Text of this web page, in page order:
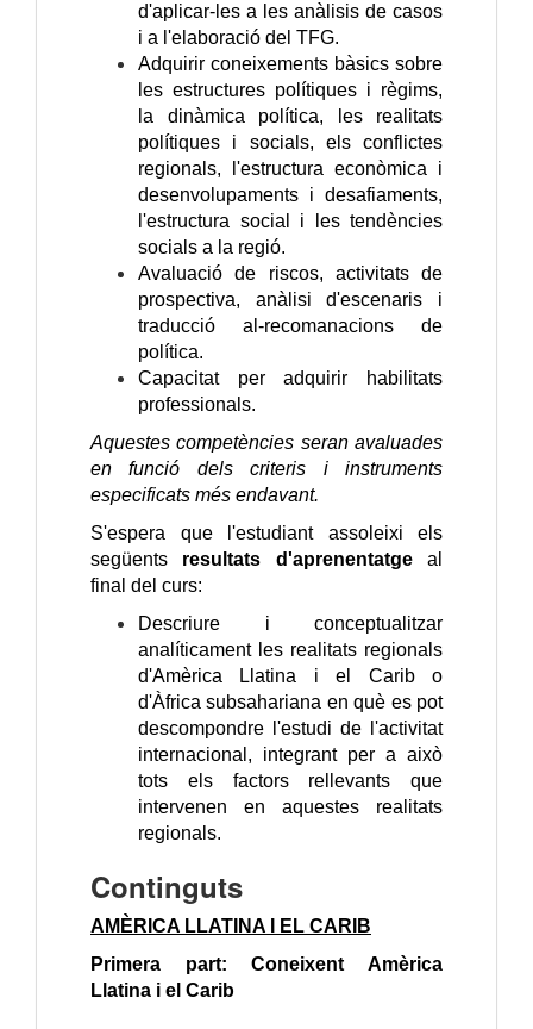
d'aplicar-les a les anàlisis de casos
i a l'elaboració del TFG.
Adquirir coneixements bàsics sobre
les estructures polítiques i règims,
la dinàmica política, les realitats
polítiques i socials, els conflictes
regionals, l'estructura econòmica i
desenvolupaments i desafiaments,
l'estructura social i les tendències
socials a la regió.
Avaluació de riscos, activitats de
prospectiva, anàlisi d'escenaris i
traducció al-recomanacions de
política.
Capacitat per adquirir habilitats
professionals.
Aquestes competències seran avaluades
en funció dels criteris i instruments
especificats més endavant.
S'espera que l'estudiant assoleixi els
següents resultats d'aprenentatgeal
final del curs:
Descriure i conceptualitzar
analíticament les realitats regionals
d'Amèrica Llatina i el Carib o
d'Àfrica subsahariana en què es pot
descompondre l'estudi de l'activitat
internacional, integrant per a això
tots els factors rellevants que
intervenen en aquestes realitats
regionals.
Continguts
AMÈRICA LLATINA I EL CARIB
Primera part: Coneixent Amèrica
Llatina i el Carib